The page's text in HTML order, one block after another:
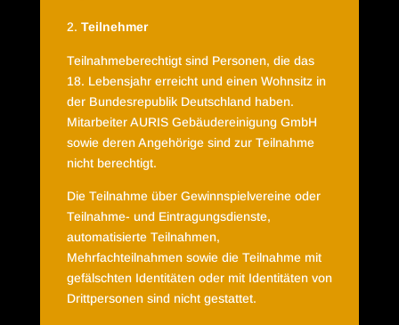
Teilnehmer
Teilnahmeberechtigt sind Personen, die das
18. Lebensjahr erreicht und einen Wohnsitz in
der Bundesrepublik Deutschland haben.
Mitarbeiter AURIS Gebäudereinigung GmbH
sowie deren Angehörige sind zur Teilnahme
nicht berechtigt.
Die Teilnahme über Gewinnspielvereine oder
Teilnahme- und Eintragungsdienste,
automatisierte Teilnahmen,
Mehrfachteilnahmen sowie die Teilnahme mit
gefälschten Identitäten oder mit Identitäten von
Drittpersonen sind nicht gestattet.